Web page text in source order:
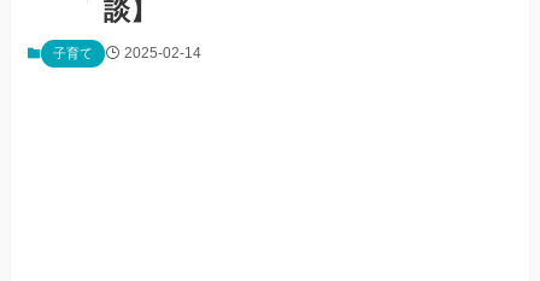
談】
子育て 2025-02-14